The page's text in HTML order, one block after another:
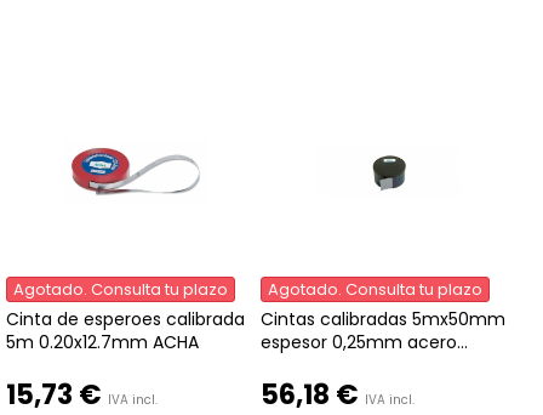
Agotado. Consulta tu plazo
Cinta de esperoes calibrada
5m 0.20x12.7mm ACHA
15,73 € IVA incl.
Agotado. Consulta tu plazo
Cintas calibradas 5mx50mm
espesor 0,25mm acero...
56,18 € IVA incl.